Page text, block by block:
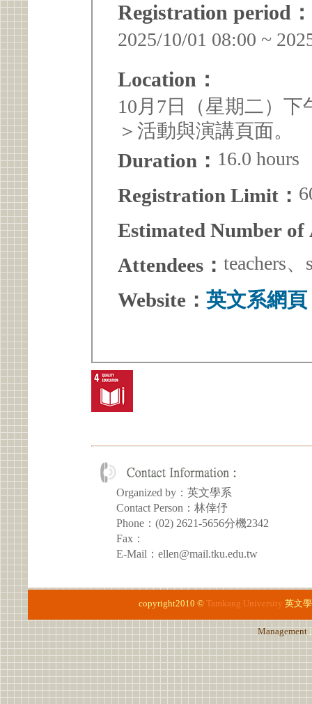
Registration period：
2025/10/01 08:00 ~
Location：
10月7日（星期二）
＞活動與演講頁面。
Duration： 16.0 hours
Registration Limit：
Estimated Number of
Attendees： teachers
Website： 英文系網
Organized by：英文學系
Contact Person：林倖伃
Phone：(02) 2621-5656分機2342
Fax：
E-Mail：ellen@mail.tku.edu.tw
copyright2010 © Tamkang University 英文
Management